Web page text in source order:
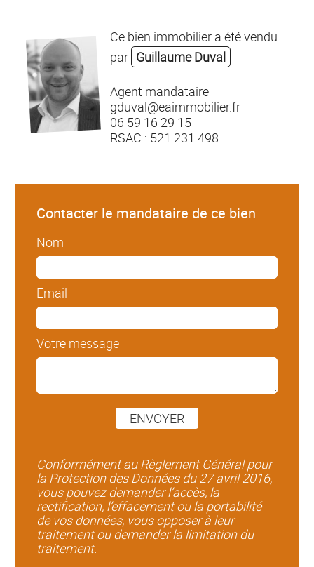
Ce bien immobilier a été vendu
par Guillaume Duval
Agent mandataire
gduval@eaimmobilier.fr
06 59 16 29 15
RSAC : 521 231 498
Contacter le mandataire de ce bien
Nom
Email
Votre message
ENVOYER
Conformément au Règlement Général pour
la Protection des Données du 27 avril 2016,
vous pouvez demander l’accès, la
rectification, l’effacement ou la portabilité
de vos données, vous opposer à leur
traitement ou demander la limitation du
traitement.